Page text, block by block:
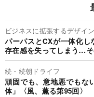
ビジネスに拡張するデザイン
パーパスとCXが一体化
存在感を失ってしまう…
続・続朝ドライフ
頑固でも、意地悪でも
体」〈風、薫る第95回〉